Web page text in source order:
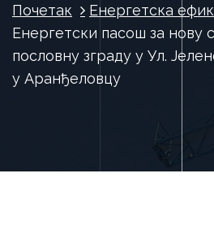
Почетак
Енергетска
Енергетски пасош за нову
пословну зграду у Ул.
у Аранђеловцу